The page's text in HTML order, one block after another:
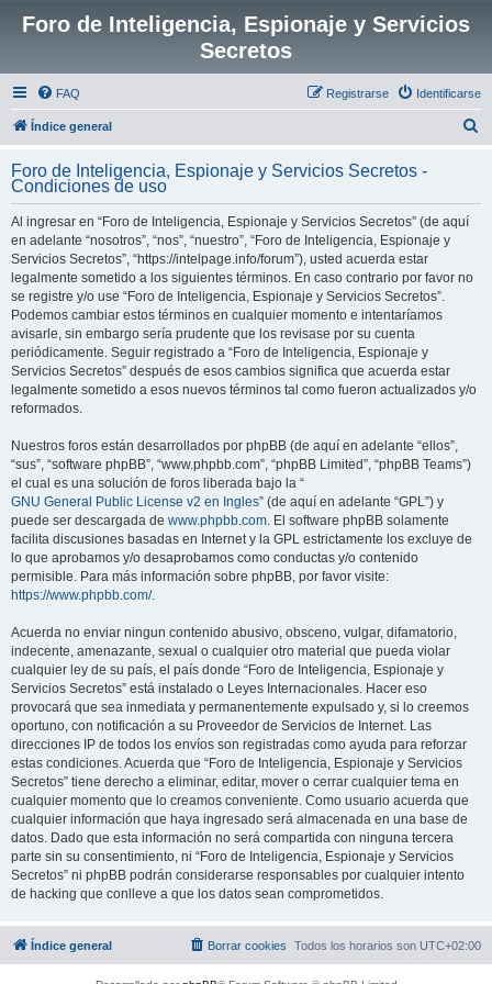
Foro de Inteligencia, Espionaje y Servicios
Secretos
FAQ Identificarse
Registrarse
Índice general
c
Foro de Inteligencia, Espionaje y Servicios Secretos -
Condiciones de uso
Al ingresar en “Foro de Inteligencia, Espionaje y Servicios Secretos” (de aquí
en adelante “nosotros”, “nos”, “nuestro”, “Foro de Inteligencia, Espionaje y
Servicios Secretos”, “https://intelpage.info/forum”), usted acuerda estar
legalmente sometido a los siguientes términos. En caso contrario por favor no
se registre y/o use “Foro de Inteligencia, Espionaje y Servicios Secretos”.
Podemos cambiar estos términos en cualquier momento e intentaríamos
avisarle, sin embargo sería prudente que los revisase por su cuenta
periódicamente. Seguir registrado a “Foro de Inteligencia, Espionaje y
Servicios Secretos” después de esos cambios significa que acuerda estar
legalmente sometido a esos nuevos términos tal como fueron actualizados y/o
reformados.
Nuestros foros están desarrollados por phpBB (de aquí en adelante “ellos”,
“sus”, “software phpBB”, “www.phpbb.com”, “phpBB Limited”, “phpBB Teams”)
el cual es una solución de foros liberada bajo la “
GNU General Public License v2 en Ingles” (de aquí en adelante “GPL”) y
puede ser descargada de www.phpbb.com. El software phpBB solamente
facilita discusiones basadas en Internet y la GPL estrictamente los excluye de
lo que aprobamos y/o desaprobamos como conductas y/o contenido
permisible. Para más información sobre phpBB, por favor visite:
https://www.phpbb.com/.
Acuerda no enviar ningun contenido abusivo, obsceno, vulgar, difamatorio,
indecente, amenazante, sexual o cualquier otro material que pueda violar
cualquier ley de su país, el país donde “Foro de Inteligencia, Espionaje y
Servicios Secretos” está instalado o Leyes Internacionales. Hacer eso
provocará que sea inmediata y permanentemente expulsado y, si lo creemos
oportuno, con notificación a su Proveedor de Servicios de Internet. Las
direcciones IP de todos los envíos son registradas como ayuda para reforzar
estas condiciones. Acuerda que “Foro de Inteligencia, Espionaje y Servicios
Secretos” tiene derecho a eliminar, editar, mover o cerrar cualquier tema en
cualquier momento que lo creamos conveniente. Como usuario acuerda que
cualquier información que haya ingresado será almacenada en una base de
datos. Dado que esta información no será compartida con ninguna tercera
parte sin su consentimiento, ni “Foro de Inteligencia, Espionaje y Servicios
Secretos” ni phpBB podrán considerarse responsables por cualquier intento
de hacking que conlleve a que los datos sean comprometidos.
Índice general Todos los horarios son UTC+02:00
Borrar cookies